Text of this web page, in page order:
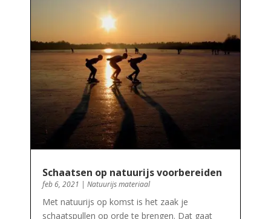
Schaatsen op natuurijs voorbereiden
feb 6, 2021 | Natuurijs materiaal
Met natuurijs op komst is het zaak je
schaatspullen op orde te brengen. Dat gaat